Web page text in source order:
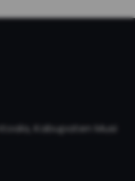
Kabupaten Musi